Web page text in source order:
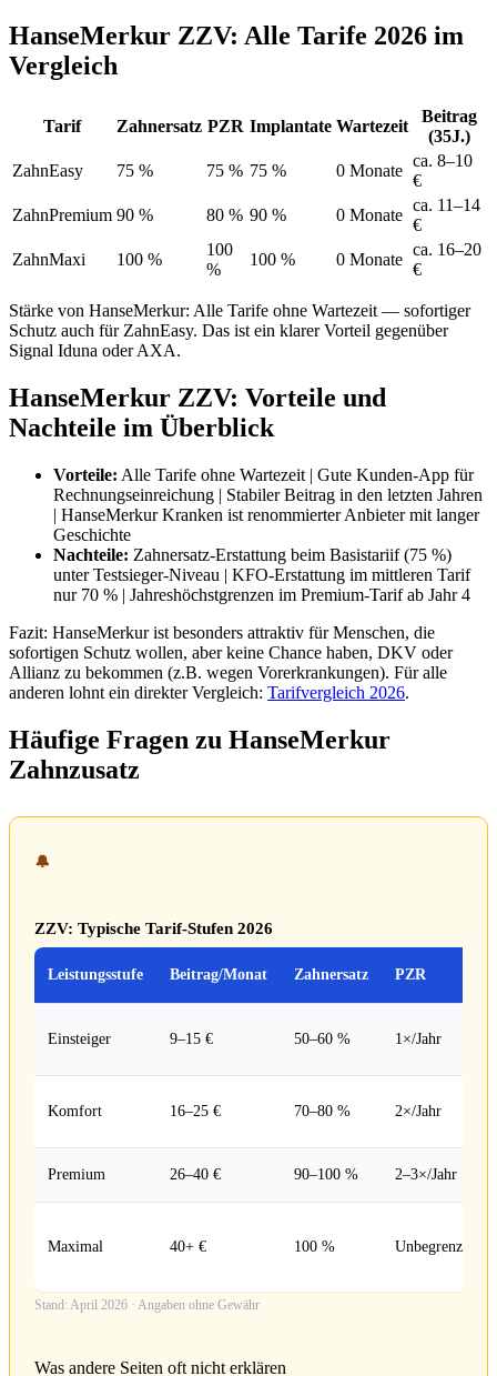
HanseMerkur ZZV: Alle Tarife 2026 im
Vergleich
Tarif Zahnersatz PZR Implantate Wartezeit
Beitrag
(35J.)
ZahnEasy
75 % 75 % 75 % 0 Monate
ca. 8–10
€
ZahnPremium 90 % 80 % 90 % 0 Monate
ca. 11–14
€
ZahnMaxi
100 %
100
%
100 % 0 Monate
ca. 16–20
€
Stärke von HanseMerkur: Alle Tarife ohne Wartezeit — sofortiger
Schutz auch für ZahnEasy. Das ist ein klarer Vorteil gegenüber
Signal Iduna oder AXA.
HanseMerkur ZZV: Vorteile und
Nachteile im Überblick
Vorteile: Alle Tarife ohne Wartezeit | Gute Kunden-App für
Rechnungseinreichung | Stabiler Beitrag in den letzten Jahren
| HanseMerkur Kranken ist renommierter Anbieter mit langer
Geschichte
Nachteile: Zahnersatz-Erstattung beim Basistariif (75 %)
unter Testsieger-Niveau | KFO-Erstattung im mittleren Tarif
nur 70 % | Jahreshöchstgrenzen im Premium-Tarif ab Jahr 4
Fazit: HanseMerkur ist besonders attraktiv für Menschen, die
sofortigen Schutz wollen, aber keine Chance haben, DKV oder
Allianz zu bekommen (z.B. wegen Vorerkrankungen). Für alle
anderen lohnt ein direkter Vergleich: Tarifvergleich 2026.
Häufige Fragen zu HanseMerkur
Zahnzusatz
🔔
ZZV: Typische Tarif-Stufen 2026
Leistungsstufe Beitrag/Monat Zahnersatz PZR
Einsteiger 9–15 € 50–60 % 1×/Jahr
Komfort 16–25 € 70–80 % 2×/Jahr
Premium 26–40 € 90–100 % 2–3×/Jahr
Maximal 40+ € 100 % Unbegrenzt
Stand: April 2026 · Angaben ohne Gewähr
Was andere Seiten oft nicht erklären